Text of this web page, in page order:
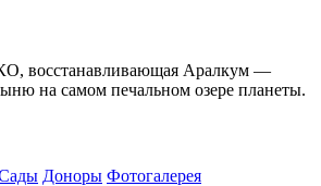
восстанавливающая Аралкум —
на самом печальном озере планеты.
Доноры Фотогалерея